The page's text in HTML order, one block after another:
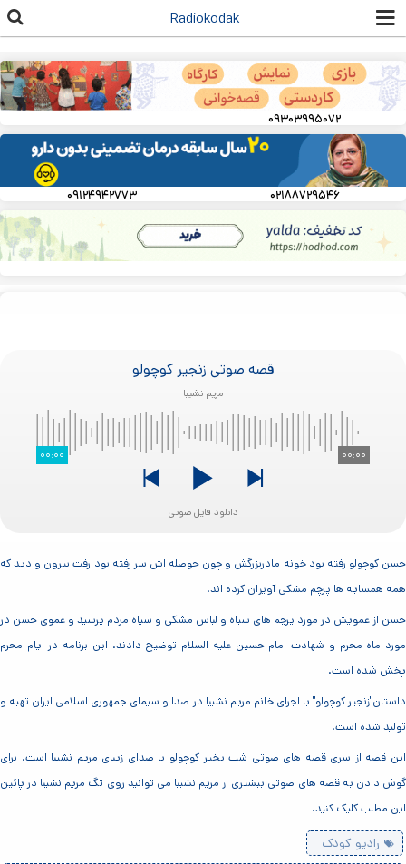
محتوای
اصلی
Radiokodak
۰۹۳۰۳۹۹۵۰۷۲
۰۲۱۸۸۷۲۹۵۴۶ ۰۹۱۲۴۹۴۲۷۷۳
قصه صوتی زنجیر کوچولو
مریم نشیبا
۰۰:۰۰ ۰۰:۰۰
دانلود فایل صوتی
حسن کوچولو رفته بود خونه مادربزرگش و چون حوصله اش سر رفته بود رفت بیرون و دید که
همه همسایه ها پرچم مشکی آویزان کرده اند.
حسن از عمویش در مورد پرچم های سیاه و لباس مشکی و سیاه مردم پرسید و عموی حسن در
مورد ماه محرم و شهادت امام حسین علیه السلام توضیح دادند. این برنامه در ایام محرم
پخش شده است.
داستان"زنجیر کوچولو" با اجرای خانم مریم نشیبا در صدا و سیمای جمهوری اسلامی ایران تهیه و
تولید شده است.
این قصه از سری قصه های صوتی شب بخیر کوچولو با صدای زیبای مریم نشیبا است. برای
گوش دادن به قصه های صوتی بیشتری از مریم نشیبا می توانید روی تگ مریم نشیبا در پائین
این مطلب کلیک کنید.
رادیو کودک